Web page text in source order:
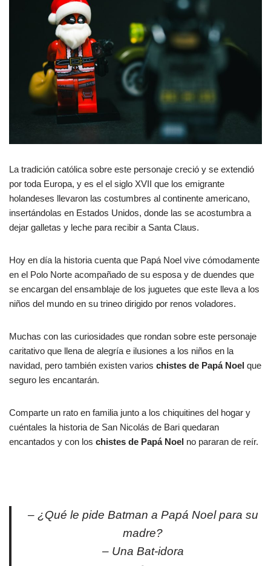
La tradición católica sobre este personaje creció y se extendió
por toda Europa, y es el el siglo XVII que los emigrante
holandeses llevaron las costumbres al continente americano,
insertándolas en Estados Unidos, donde las se acostumbra a
dejar galletas y leche para recibir a Santa Claus.
Hoy en día la historia cuenta que Papá Noel vive cómodamente
en el Polo Norte acompañado de su esposa y de duendes que
se encargan del ensamblaje de los juguetes que este lleva a los
niños del mundo en su trineo dirigido por renos voladores.
Muchas con las curiosidades que rondan sobre este personaje
caritativo que llena de alegría e ilusiones a los niños en la
navidad, pero también existen varios chistes de Papá Noel que
seguro les encantarán.
Comparte un rato en familia junto a los chiquitines del hogar y
cuéntales la historia de San Nicolás de Bari quedaran
encantados y con los chistes de Papá Noel no pararan de reír.
– ¿Qué le pide Batman a Papá Noel para su
madre?
– Una Bat-idora